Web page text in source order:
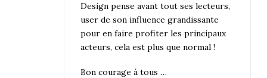
Design pense avant tout ses lecteurs,
user de son influence grandissante
pour en faire profiter les principaux
acteurs, cela est plus que normal !
Bon courage à tous …